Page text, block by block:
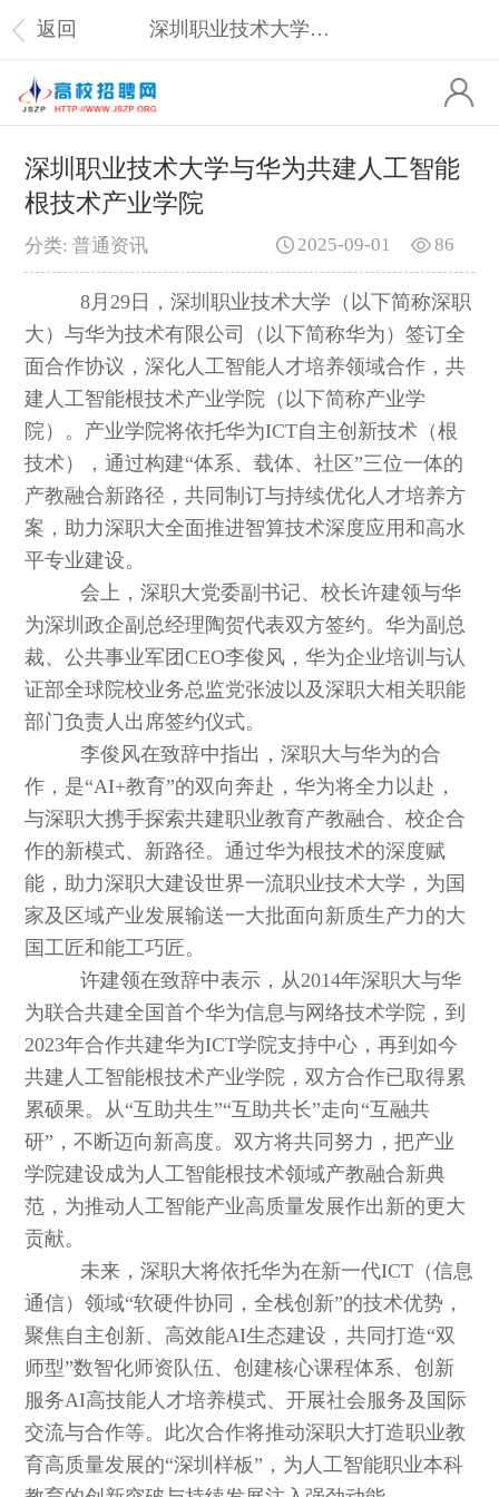
返回 深圳职业技术大学与华为共建人工智能根技术产业学院
深圳职业技术大学与华为共建人工智能
根技术产业学院
分类: 普通资讯 86
2025-09-01
8月29日，深圳职业技术大学（以下简称深职
大）与华为技术有限公司（以下简称华为）签订全
面合作协议，深化人工智能人才培养领域合作，共
建人工智能根技术产业学院（以下简称产业学
院）。产业学院将依托华为ICT自主创新技术（根
技术），通过构建“体系、载体、社区”三位一体的
产教融合新路径，共同制订与持续优化人才培养方
案，助力深职大全面推进智算技术深度应用和高水
平专业建设。
会上，深职大党委副书记、校长许建领与华
为深圳政企副总经理陶贺代表双方签约。华为副总
裁、公共事业军团CEO李俊风，华为企业培训与认
证部全球院校业务总监党张波以及深职大相关职能
部门负责人出席签约仪式。
李俊风在致辞中指出，深职大与华为的合
作，是“AI+教育”的双向奔赴，华为将全力以赴，
与深职大携手探索共建职业教育产教融合、校企合
作的新模式、新路径。通过华为根技术的深度赋
能，助力深职大建设世界一流职业技术大学，为国
家及区域产业发展输送一大批面向新质生产力的大
国工匠和能工巧匠。
许建领在致辞中表示，从2014年深职大与华
为联合共建全国首个华为信息与网络技术学院，到
2023年合作共建华为ICT学院支持中心，再到如今
共建人工智能根技术产业学院，双方合作已取得累
累硕果。从“互助共生”“互助共长”走向“互融共
研”，不断迈向新高度。双方将共同努力，把产业
学院建设成为人工智能根技术领域产教融合新典
范，为推动人工智能产业高质量发展作出新的更大
贡献。
未来，深职大将依托华为在新一代ICT（信息
通信）领域“软硬件协同，全栈创新”的技术优势，
聚焦自主创新、高效能AI生态建设，共同打造“双
师型”数智化师资队伍、创建核心课程体系、创新
服务AI高技能人才培养模式、开展社会服务及国际
交流与合作等。此次合作将推动深职大打造职业教
育高质量发展的“深圳样板”，为人工智能职业本科